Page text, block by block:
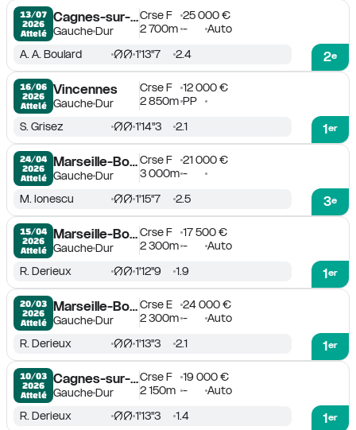
13/07
2026
Attelé
Cagnes-sur-Mer
GaucheDur
Crse F
25 000 €
2 700m - Auto
2e
A. A. Boulard 1'13''7 2.4
16/06
2026
Attelé
Vincennes
GaucheDur
Crse F
12 000 €
2 850m PP
1er
S. Grisez 1'14''3 2.1
24/04
2026
Attelé
Marseille-Borély
GaucheDur
Crse F
21 000 €
3 000m -
3e
M. Ionescu 1'15''7 2.5
15/04
2026
Attelé
Marseille-Borély
GaucheDur
Crse F
17 500 €
2 300m - Auto
1er
R. Derieux 1'12''9 1.9
20/03
2026
Attelé
Marseille-Borély
GaucheDur
Crse E
24 000 €
2 300m - Auto
1er
R. Derieux 1'13''3 2.1
10/03
2026
Attelé
Cagnes-sur-Mer
GaucheDur
Crse F
19 000 €
2 150m - Auto
1er
R. Derieux 1'13''3 1.4